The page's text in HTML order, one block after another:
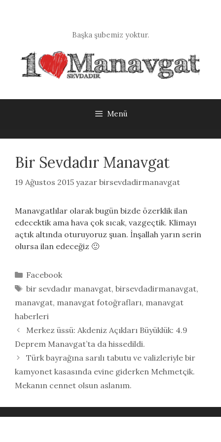
Başka şubemiz yoktur.
Menü
Bir Sevdadır Manavgat
19 Ağustos 2015 yazar birsevdadirmanavgat
Manavgatlılar olarak bugün bizde özerklik ilan
edecektik ama hava çok sıcak, vazgeçtik. Klimayı
açtık altında oturuyoruz şuan. İnşallah yarın serin
olursa ilan edeceğiz 🙂
Kategoriler
Facebook
Etiketler
bir sevdadır manavgat, birsevdadirmanavgat,
manavgat, manavgat fotoğrafları, manavgat
haberleri
Merkez üssü: Akdeniz Açıkları Büyüklük: 4.9
Deprem Manavgat’ta da hissedildi.
Türk bayrağına sarılı tabutu ve valizleriyle bir
kamyonet kasasında evine giderken Mehmetçik.
Mekanın cennet olsun aslanım.